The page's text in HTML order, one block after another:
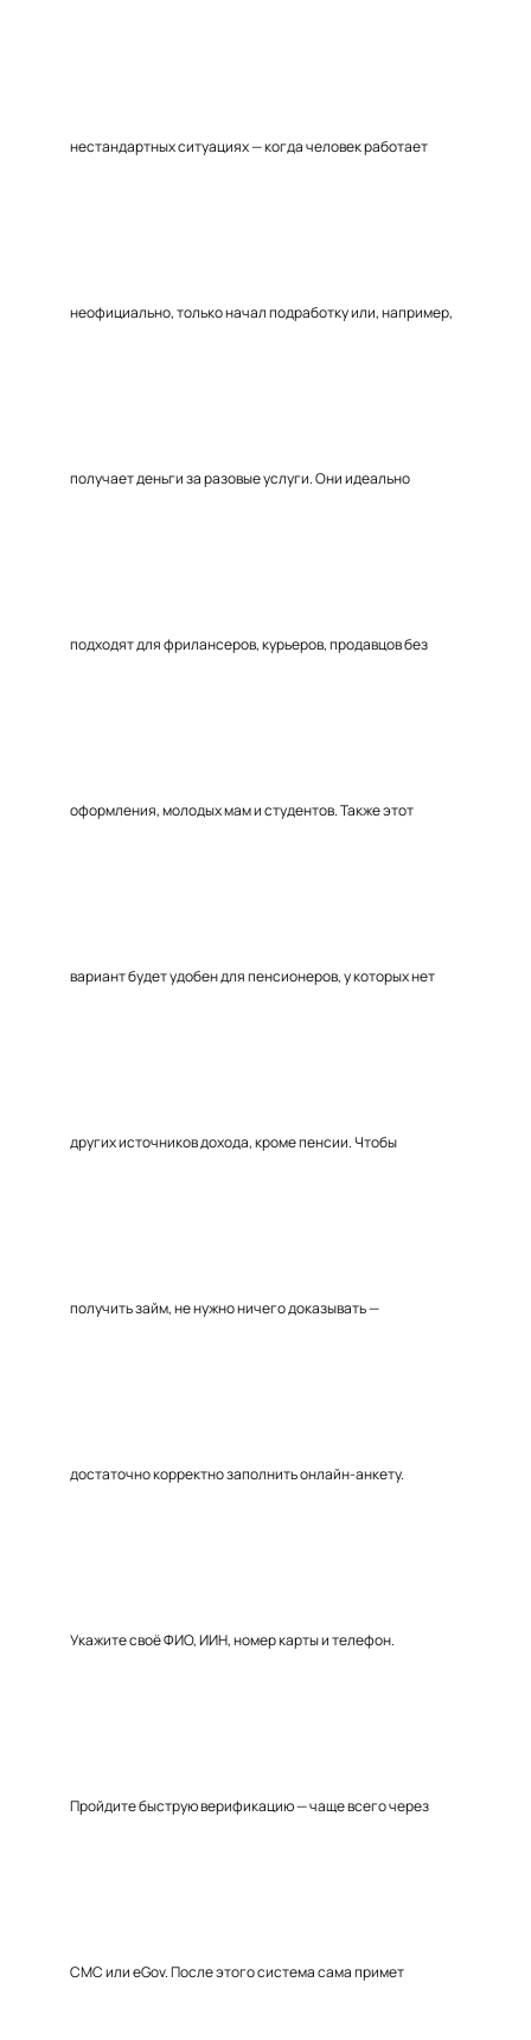
нестандартных ситуациях — когда человек работает
неофициально, только начал подработку или, например,
получает деньги за разовые услуги. Они идеально
подходят для фрилансеров, курьеров, продавцов без
оформления, молодых мам и студентов. Также этот
вариант будет удобен для пенсионеров, у которых нет
других источников дохода, кроме пенсии. Чтобы
получить займ, не нужно ничего доказывать —
достаточно корректно заполнить онлайн-анкету.
Укажите своё ФИО, ИИН, номер карты и телефон.
Пройдите быструю верификацию — чаще всего через
СМС или eGov. После этого система сама примет